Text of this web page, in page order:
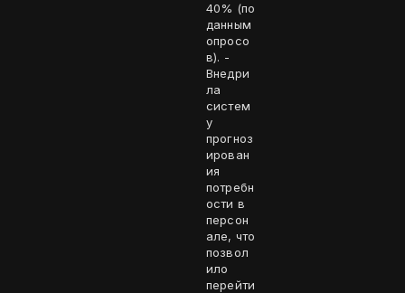
40% (по
данным
опросо
в). -
Внедри
ла
систем
у
прогноз
ирован
ия
потребн
ости в
персон
але, что
позвол
ило
перейти